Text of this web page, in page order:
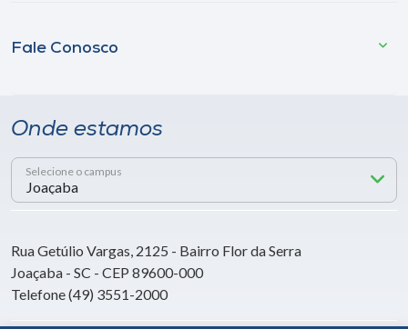
Fale Conosco
Onde estamos
Selecione o campus
Rua Getúlio Vargas, 2125 - Bairro Flor da Serra
Joaçaba - SC - CEP 89600-000
Telefone (49) 3551-2000